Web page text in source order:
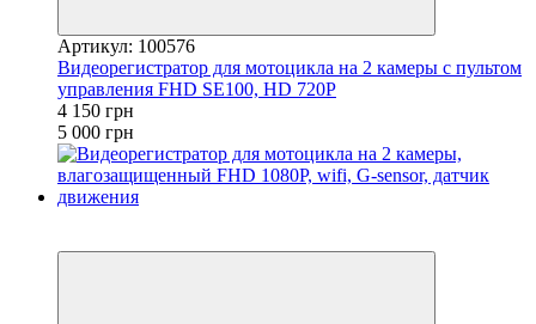
Артикул: 100576
Видеорегистратор для мотоцикла на 2 камеры с пультом
управления FHD SE100, HD 720P
4 150 грн
5 000 грн